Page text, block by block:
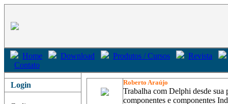
Home Download Produtos / Cursos
Revista
Contato
Login Roberto Araújo
Trabalha com Delphi desde sua
componentes e componentes